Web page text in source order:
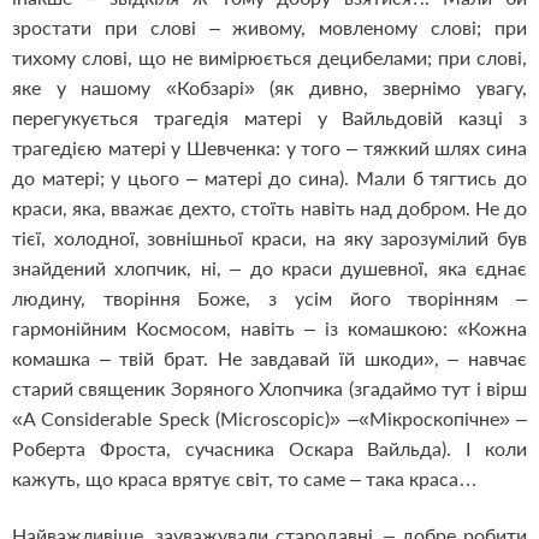
зростати при слові – живому, мовленому слові; при
тихому слові, що не вимірюється децибелами; при слові,
яке у нашому «Кобзарі» (як дивно, звернімо увагу,
перегукується трагедія матері у Вайльдовій казці з
трагедією матері у Шевченка: у того – тяжкий шлях сина
до матері; у цього – матері до сина). Мали б тягтись до
краси, яка, вважає дехто, стоїть навіть над добром. Не до
тієї, холодної, зовнішньої краси, на яку зарозумілий був
знайдений хлопчик, ні, – до краси душевної, яка єднає
людину, творіння Боже, з усім його творінням –
гармонійним Космосом, навіть – із комашкою: «Кожна
комашка – твій брат. Не завдавай їй шкоди», – навчає
старий священик Зоряного Хлопчика (згадаймо тут і вірш
«A Considerable Speck (Microscopic)» –«Мікроскопічне» –
Роберта Фроста, сучасника Оскара Вайльда). І коли
кажуть, що краса врятує світ, то саме – така краса…